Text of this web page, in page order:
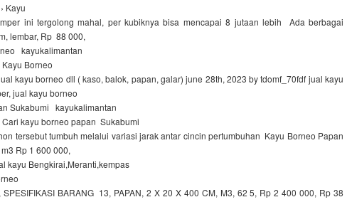
Kayu
ini tergolong mahal, per kubiknya bisa mencapai 8 jutaan lebih Ada berbagai
lembar, Rp 88 000,
kayukalimantan
Borneo
kayu borneo dll ( kaso, balok, papan, galar) june 28th, 2023 by tdomf_70fdf jual kayu
jual kayu borneo
Sukabumi kayukalimantan
kayu borneo papan Sukabumi
tersebut tumbuh melalui variasi jarak antar cincin pertumbuhan Kayu Borneo Papan
Rp 1 600 000,
kayu Bengkirai,Meranti,kempas
BARANG 13, PAPAN, 2 X 20 X 400 CM, M3, 62 5, Rp 2 400 000, Rp 38